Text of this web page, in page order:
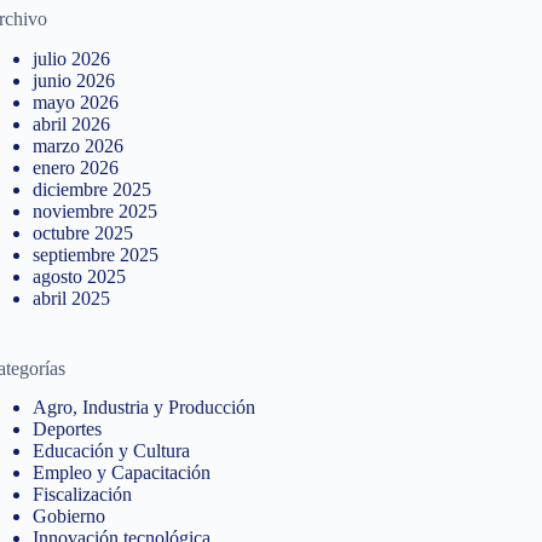
julio 2026
junio 2026
mayo 2026
abril 2026
marzo 2026
enero 2026
diciembre 2025
noviembre 2025
octubre 2025
septiembre 2025
agosto 2025
abril 2025
Agro, Industria y Producción
Deportes
Educación y Cultura
Empleo y Capacitación
Fiscalización
Gobierno